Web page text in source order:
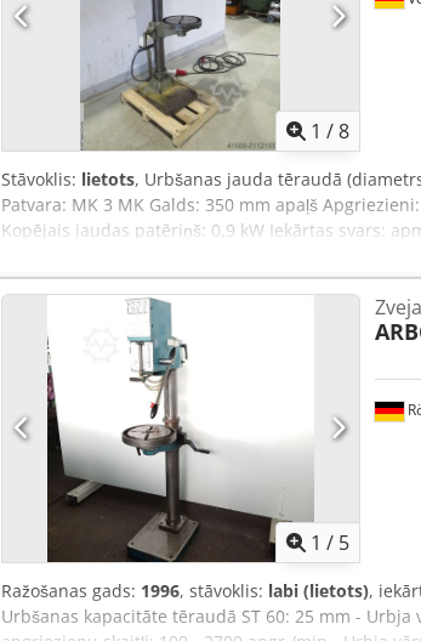
1 /8
Stāvoklis: lietots, Urbšanas jauda tēraudā
Patvara: MK 3 MK Galds: 350 mm apaļš
Kopējais jaudas patēriņš: 0,9 kW Iekārtas svars:
1 / 5
Ražošanas gads: 1996, stāvoklis: labi (lietots),
Urbšanas kapacitāte tēraudā ST 60: 25 mm -